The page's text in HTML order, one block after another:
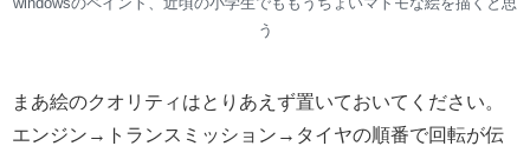
う
まあ絵のクオリティはとりあえず置いておいてください。
エンジン→トランスミッション→タイヤの順番で回転が伝